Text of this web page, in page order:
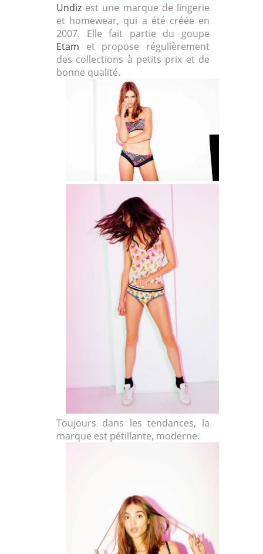
Undiz est une marque de lingerie
et homewear, qui a été créée en
2007. Elle fait partie du goupe
Etam et propose régulièrement
des collections à petits prix et de
bonne qualité.
Toujours dans les tendances, la
marque est pétillante, moderne.